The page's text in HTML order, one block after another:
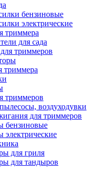
бензиновые
электрические
триммера
для сада
триммеров
триммера
триммеров
воздуходувки
для триммеров
бензиновые
электрические
для гриля
для тандыров